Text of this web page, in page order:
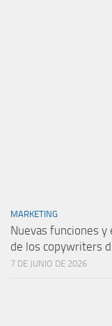
MARKETING
Nuevas funciones y
de los copywriters
7 DE JUNIO DE 2026